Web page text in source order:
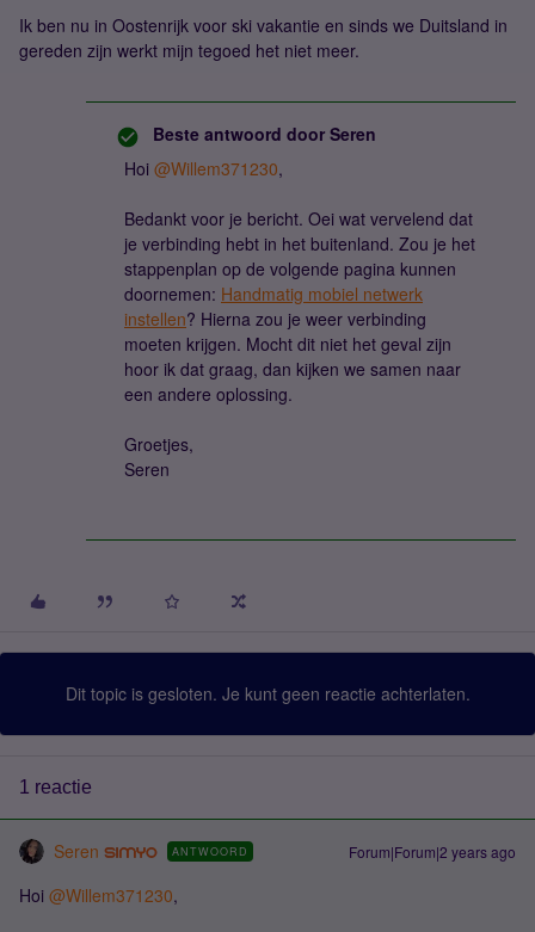
Ik ben nu in Oostenrijk voor ski vakantie en sinds we Duitsland in
gereden zijn werkt mijn tegoed het niet meer.
Beste antwoord door Seren
Hoi @Willem371230,
Bedankt voor je bericht. Oei wat vervelend dat
je verbinding hebt in het buitenland. Zou je het
stappenplan op de volgende pagina kunnen
doornemen: Handmatig mobiel netwerk
instellen? Hierna zou je weer verbinding
moeten krijgen. Mocht dit niet het geval zijn
hoor ik dat graag, dan kijken we samen naar
een andere oplossing.
Groetjes,
Seren
Dit topic is gesloten. Je kunt geen reactie achterlaten.
1 reactie
Seren ANTWOORD Forum|Forum|2 years ago
Hoi @Willem371230,